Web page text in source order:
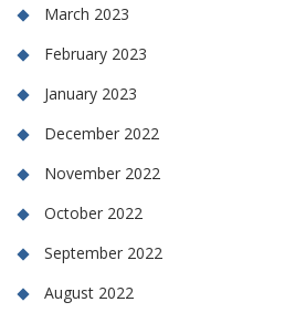
March 2023
February 2023
January 2023
December 2022
November 2022
October 2022
September 2022
August 2022